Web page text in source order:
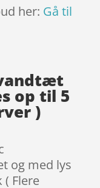
her: Gå til
op til 5
)
og med lys
Flere